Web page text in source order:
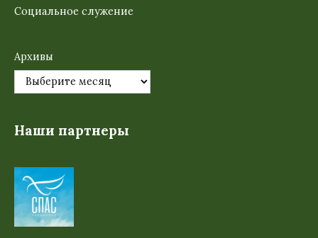
Социальное служение
Архивы
Наши партнеры